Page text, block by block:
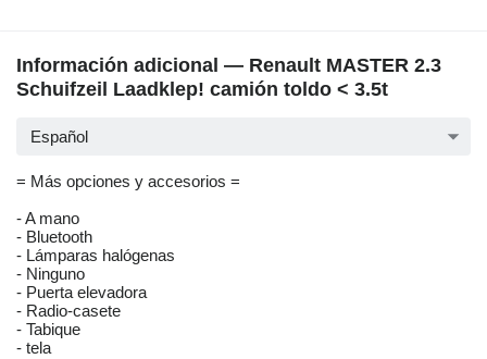
Información adicional — Renault MASTER 2.3
Schuifzeil Laadklep! camión toldo < 3.5t
Español
= Más opciones y accesorios =
- A mano
- Bluetooth
- Lámparas halógenas
- Ninguno
- Puerta elevadora
- Radio-casete
- Tabique
- tela